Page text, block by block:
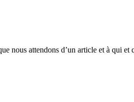
nous attendons d’un article et à qui et